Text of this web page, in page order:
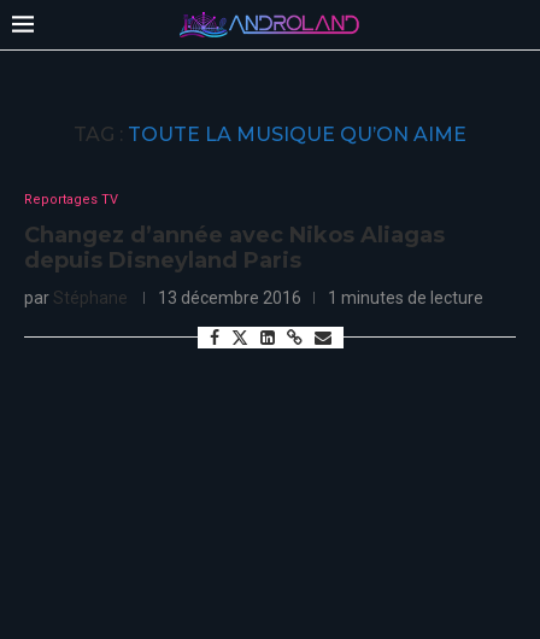
TAG : TOUTE LA MUSIQUE QU’ON AIME
Reportages TV
Changez d’année avec Nikos Aliagas
depuis Disneyland Paris
par Stéphane 13 décembre 2016 1 minutes de lecture